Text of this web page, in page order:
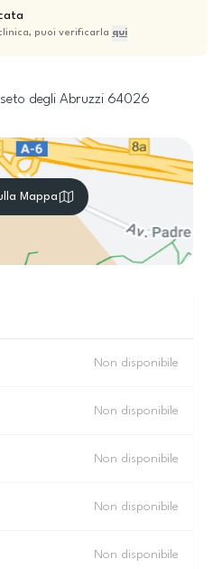
puoi verificarla qui
degli Abruzzi 64026
Mappa
Non disponibile
Non disponibile
Non disponibile
Non disponibile
Non disponibile